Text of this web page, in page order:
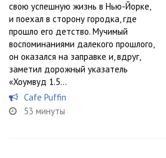
свою успешную жизнь в Нью-Йорке,
и поехал в сторону городка, где
прошло его детство. Мучимый
воспоминаниями далекого прошлого,
он оказался на заправке и, вдруг,
заметил дорожный указатель
«Хоумвуд 1.5...
Cafe Puffin
53 минуты